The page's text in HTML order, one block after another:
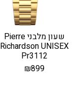
שעון מלבני Pierre
Richardson UNISEX
Pr3112
₪899